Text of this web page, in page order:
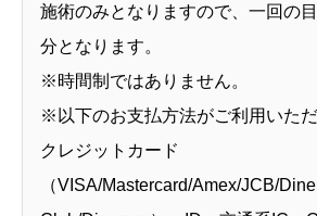
施術のみとなりますので、一回の
分となります。
※時間制ではありません。
※以下のお支払方法がご利用いただ
クレジットカード
（VISA/Mastercard/Amex/JCB/